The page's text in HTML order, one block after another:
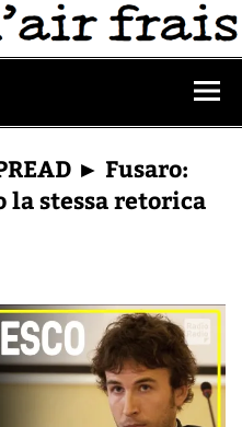
► Fusaro:
la stessa retorica